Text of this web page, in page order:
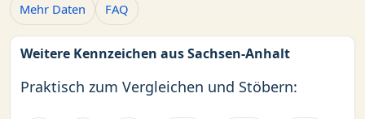
Mehr Daten
FAQ
Weitere Kennzeichen aus Sachsen-Anhalt
Praktisch zum Vergleichen und Stöbern: